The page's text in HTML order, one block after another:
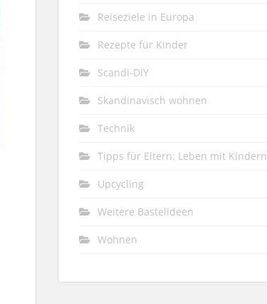
Reiseziele in Europa
Rezepte für Kinder
Scandi-DIY
Skandinavisch wohnen
Technik
Tipps für Eltern: Leben mit Kindern
Upcycling
Weitere Bastelideen
Wohnen